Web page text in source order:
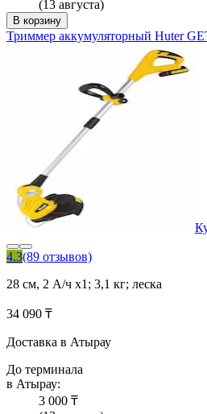
(13 августа)
В корзину
Триммер аккумуляторный Huter
4.3(89 отзывов)
28 см, 2 А/ч x1; 3,1 кг; леска
34 090 ₸
Доставка в Атырау
До терминала
в Атырау:
3 000 ₸